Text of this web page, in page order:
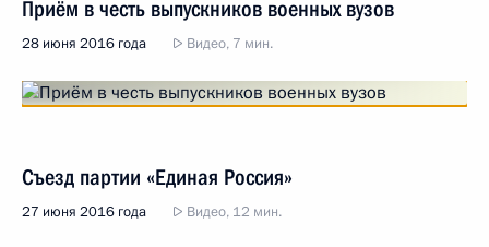
Приём в честь выпускников военных вузов
28 июня 2016 года Видео, 7 мин.
Съезд партии «Единая Россия»
27 июня 2016 года Видео, 12 мин.